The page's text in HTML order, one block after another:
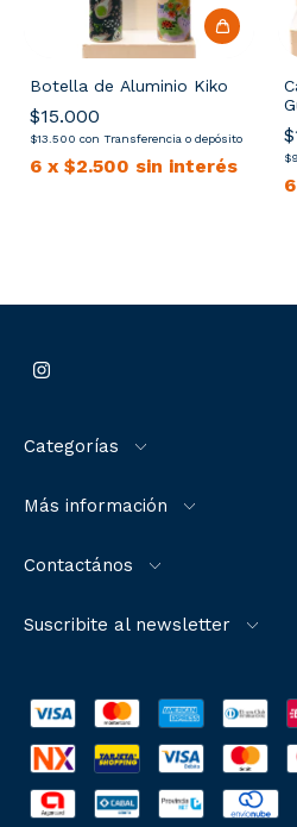
Botella de Aluminio Kiko
$15.000
$13.500 con Transferencia o depósito
6 x $2.500 sin interés
6
Categorías
Más información
Contactános
Suscribite al newsletter